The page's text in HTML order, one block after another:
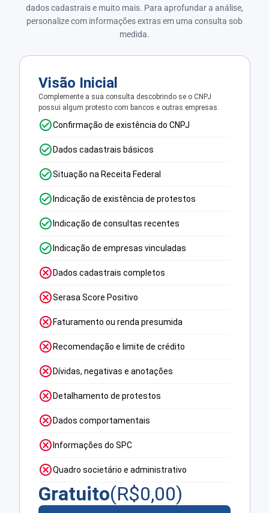
dados cadastrais e muito mais. Para aprofundar a análise,
personalize com informações extras em uma consulta sob
medida.
Visão Inicial
Complemente a sua consulta descobrindo se o CNPJ
possui algum protesto com bancos e outras empresas.
Confirmação de existência do CNPJ
Dados cadastrais básicos
Situação na Receita Federal
Indicação de existência de protestos
Indicação de consultas recentes
Indicação de empresas vinculadas
Dados cadastrais completos
Serasa Score Positivo
Faturamento ou renda presumida
Recomendação e limite de crédito
Dívidas, negativas e anotações
Detalhamento de protestos
Dados comportamentais
Informações do SPC
Quadro societário e administrativo
Gratuito(R$0,00)